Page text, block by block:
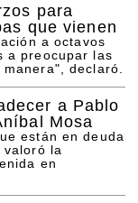
para
que vienen
a octavos
a preocupar las
declaró.
a Pablo
Mosa
están en deuda
valoró la
en